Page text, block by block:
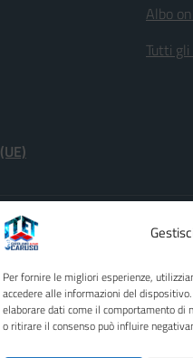
Per fornire le migliori esperienze,
accedere alle informazioni del
elaborare dati come il comportamento di
o ritirare il consenso può influire
Albo
Tutti